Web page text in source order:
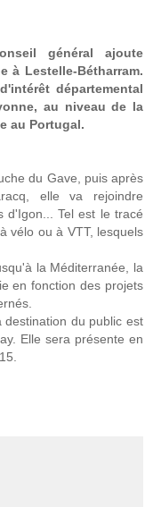
général ajoute
à Lestelle-Bétharram.
départemental
au niveau de la
au Portugal.
du Gave, puis après
elle va rejoindre
d'Igon... Tel est le tracé
vélo ou à VTT, lesquels
la Méditerranée, la
en fonction des projets
destination du public est
Elle sera présente en